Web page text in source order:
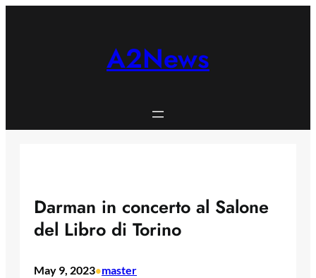
A2News
Darman in concerto al Salone
del Libro di Torino
May 9, 2023•master